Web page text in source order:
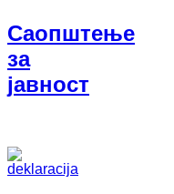
Саопштење
за
јавност